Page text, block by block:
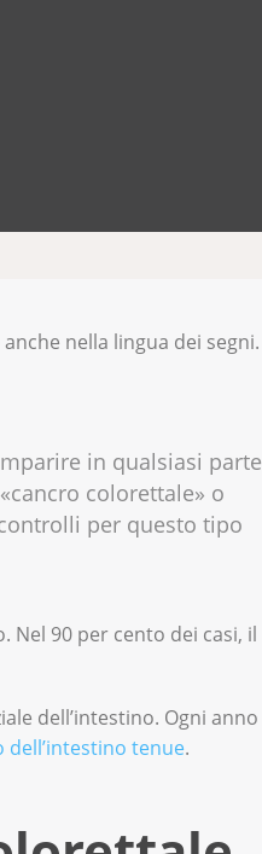
nella lingua dei segni.
in qualsiasi parte
colorettale» o
per questo tipo
Nel 90 per cento dei casi, il
dell’intestino. Ogni anno
dell’intestino tenue.